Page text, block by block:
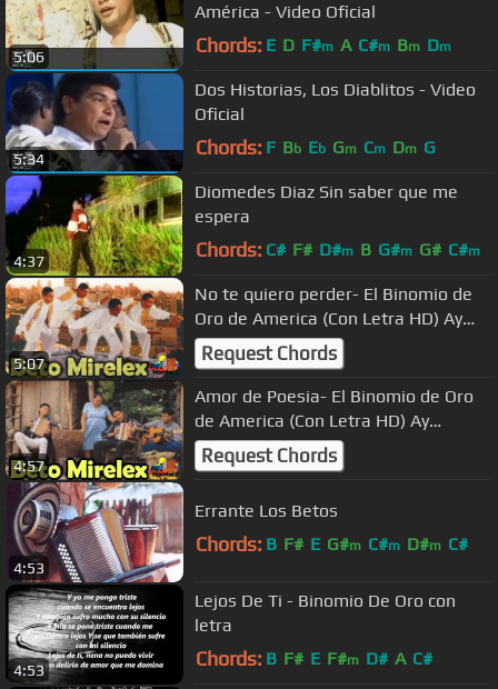
5:06
América - Video Oficial
Chords: E D F#m A C#m Bm Dm
5:34
Dos Historias, Los Diablitos - Video
Oficial
Chords: F Bb Eb Gm Cm Dm G
4:37
Diomedes Diaz Sin saber que me
espera
Chords: C# F# D#m B G#m G# C#m
5:07
No te quiero perder- El Binomio de
Oro de America (Con Letra HD) Ay
hombe!!!
Request Chords
4:57
Amor de Poesia- El Binomio de Oro
de America (Con Letra HD) Ay
hombe!!!
Request Chords
4:53
Errante Los Betos
Chords: B F# E G#m C#m D#m C#
4:53
Lejos De Ti - Binomio De Oro con
letra
Chords: B F# E F#m D# A C#